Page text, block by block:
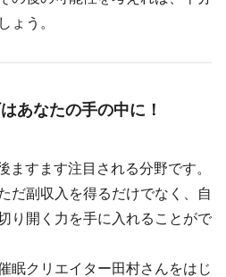
ょう。
あなたの手の中に！
ますます注目される分野です。
だ副収入を得るだけでなく、自
り開く力を手に入れることがで
眠クリエイター田村さんをはじ